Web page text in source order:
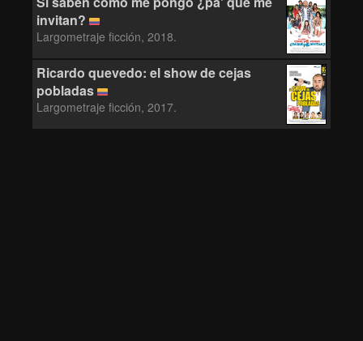
invitan?
Largometraje ficción, 2018.
Ricardo quevedo: el show de cejas
pobladas
Largometraje ficción, 2017.